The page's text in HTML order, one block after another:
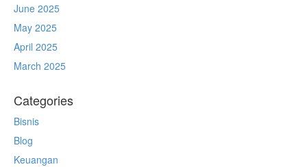
June 2025
May 2025
April 2025
March 2025
Categories
Bisnis
Blog
Keuangan